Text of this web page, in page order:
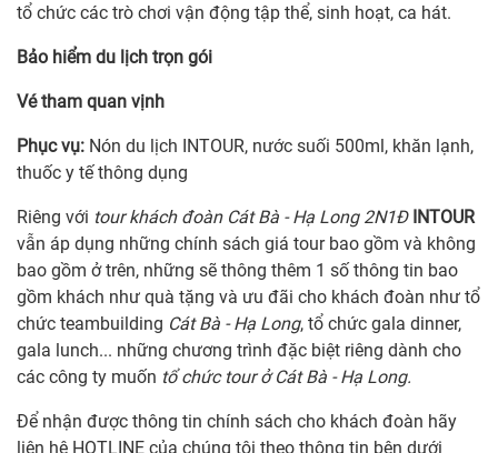
tổ chức các trò chơi vận động tập thể, sinh hoạt, ca hát.
Bảo hiểm du lịch trọn gói
Vé tham quan vịnh
Phục vụ: Nón du lịch INTOUR, nước suối 500ml, khăn lạnh,
thuốc y tế thông dụng
Riêng với tour khách đoàn Cát Bà - Hạ Long 2N1Đ INTOUR
vẫn áp dụng những chính sách giá tour bao gồm và không
bao gồm ở trên, những sẽ thông thêm 1 số thông tin bao
gồm khách như quà tặng và ưu đãi cho khách đoàn như tổ
chức teambuilding Cát Bà - Hạ Long, tổ chức gala dinner,
gala lunch... những chương trình đặc biệt riêng dành cho
các công ty muốn tổ chức tour ở Cát Bà - Hạ Long.
Để nhận được thông tin chính sách cho khách đoàn hãy
liên hệ HOTLINE của chúng tôi theo thông tin bên dưới